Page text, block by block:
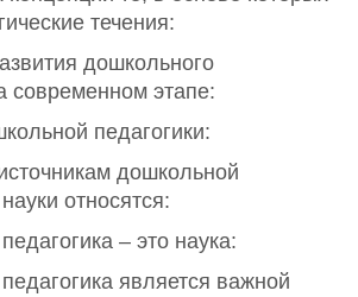
течения:
дошкольного
современном этапе:
педагогики:
дошкольной
относятся:
– это наука:
является важной